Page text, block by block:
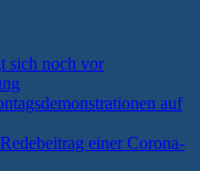
sich noch vor
auf
einer Corona-